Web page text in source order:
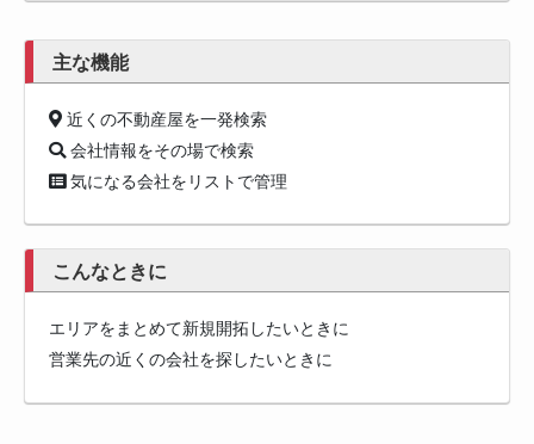
主な機能
近くの不動産屋を一発検索
会社情報をその場で検索
気になる会社をリストで管理
こんなときに
エリアをまとめて新規開拓したいときに
営業先の近くの会社を探したいときに